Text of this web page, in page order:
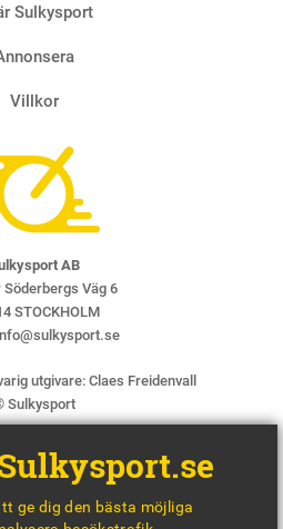
Sulkysport
Villkor
AB
Söderbergs Väg 6
STOCKHOLM
utgivare: Claes Freidenvall
Sulkysport
ge dig den bästa möjliga